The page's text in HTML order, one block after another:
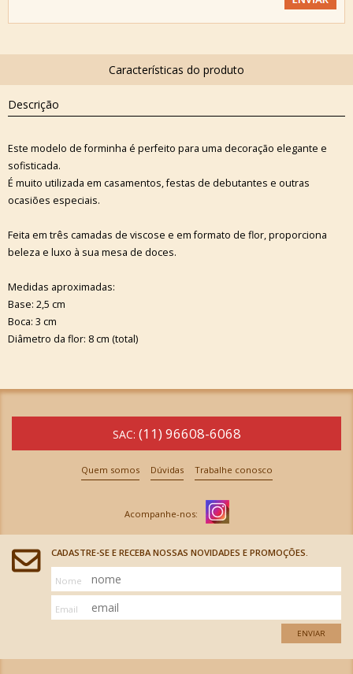
Descrição
Este modelo de forminha é perfeito para uma decoração elegante e
sofisticada.
É muito utilizada em casamentos, festas de debutantes e outras
ocasiões especiais.
Feita em três camadas de viscose e em formato de flor, proporciona
beleza e luxo à sua mesa de doces.
Medidas aproximadas:
Base: 2,5 cm
Boca: 3 cm
Diâmetro da flor: 8 cm (total)
SAC: (11) 96608-6068
Quem somos Dúvidas Trabalhe conosco
CADASTRE-SE E RECEBA NOSSAS NOVIDADES E PROMOÇÕES.
Nome
Email
ENVIAR